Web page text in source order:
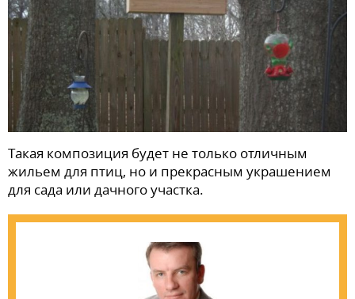
Такая композиция будет не только отличным
жильем для птиц, но и прекрасным украшением
для сада или дачного участка.